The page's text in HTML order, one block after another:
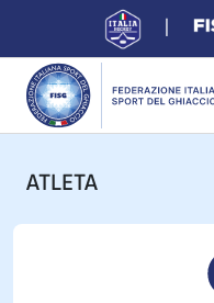
ATLETA